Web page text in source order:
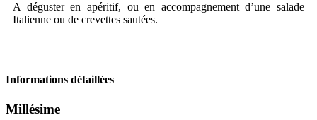
A déguster en apéritif, ou en accompagnement d’une salade
Italienne ou de crevettes sautées.
Informations détaillées
Millésime